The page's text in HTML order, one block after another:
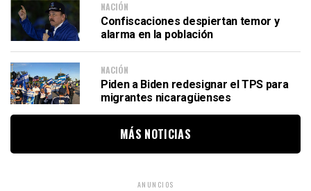
NACIÓN
Confiscaciones despiertan temor y
alarma en la población
NACIÓN
Piden a Biden redesignar el TPS para
migrantes nicaragüenses
MÁS NOTICIAS
ANUNCIOS